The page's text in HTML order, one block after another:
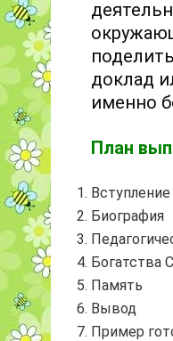
доклад
именно
План
Вступление
Биография
Богатства
Память
Вывод
Пример